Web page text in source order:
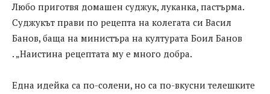
Любо приготвя домашен суджук, луканка, пастърма.
Суджукът прави по рецепта на колегата си Васил
Банов, баща на министъра на културата Боил Банов
. „Наистина рецептата му е много добра.
Една идейка са по-солени, но са по-вкусни телешките